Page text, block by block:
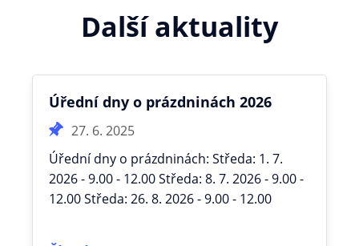
Další aktuality
Úřední dny o prázdninách 2026
27. 6. 2025
Úřední dny o prázdninách: Středa: 1. 7.
2026 - 9.00 - 12.00 Středa: 8. 7. 2026 - 9.00 -
12.00 Středa: 26. 8. 2026 - 9.00 - 12.00